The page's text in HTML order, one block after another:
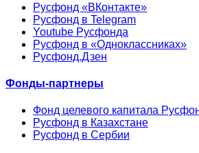
Русфонд «ВКонтакте»
Русфонд в Telegram
Youtube Русфонда
Русфонд в «Одноклассниках»
Русфонд.Дзен
Фонды-партнеры
Фонд целевого капитала
Русфонд в Казахстане
Русфонд в Сербии